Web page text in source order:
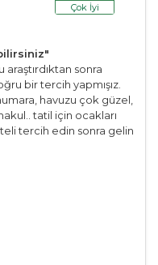
Çok İyi
sonra
bir tercih yapmışız.
havuzu çok güzel,
tatil için ocakları
tercih edin sonra gelin